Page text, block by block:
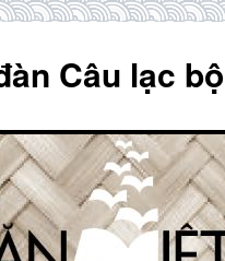
Câu lạc